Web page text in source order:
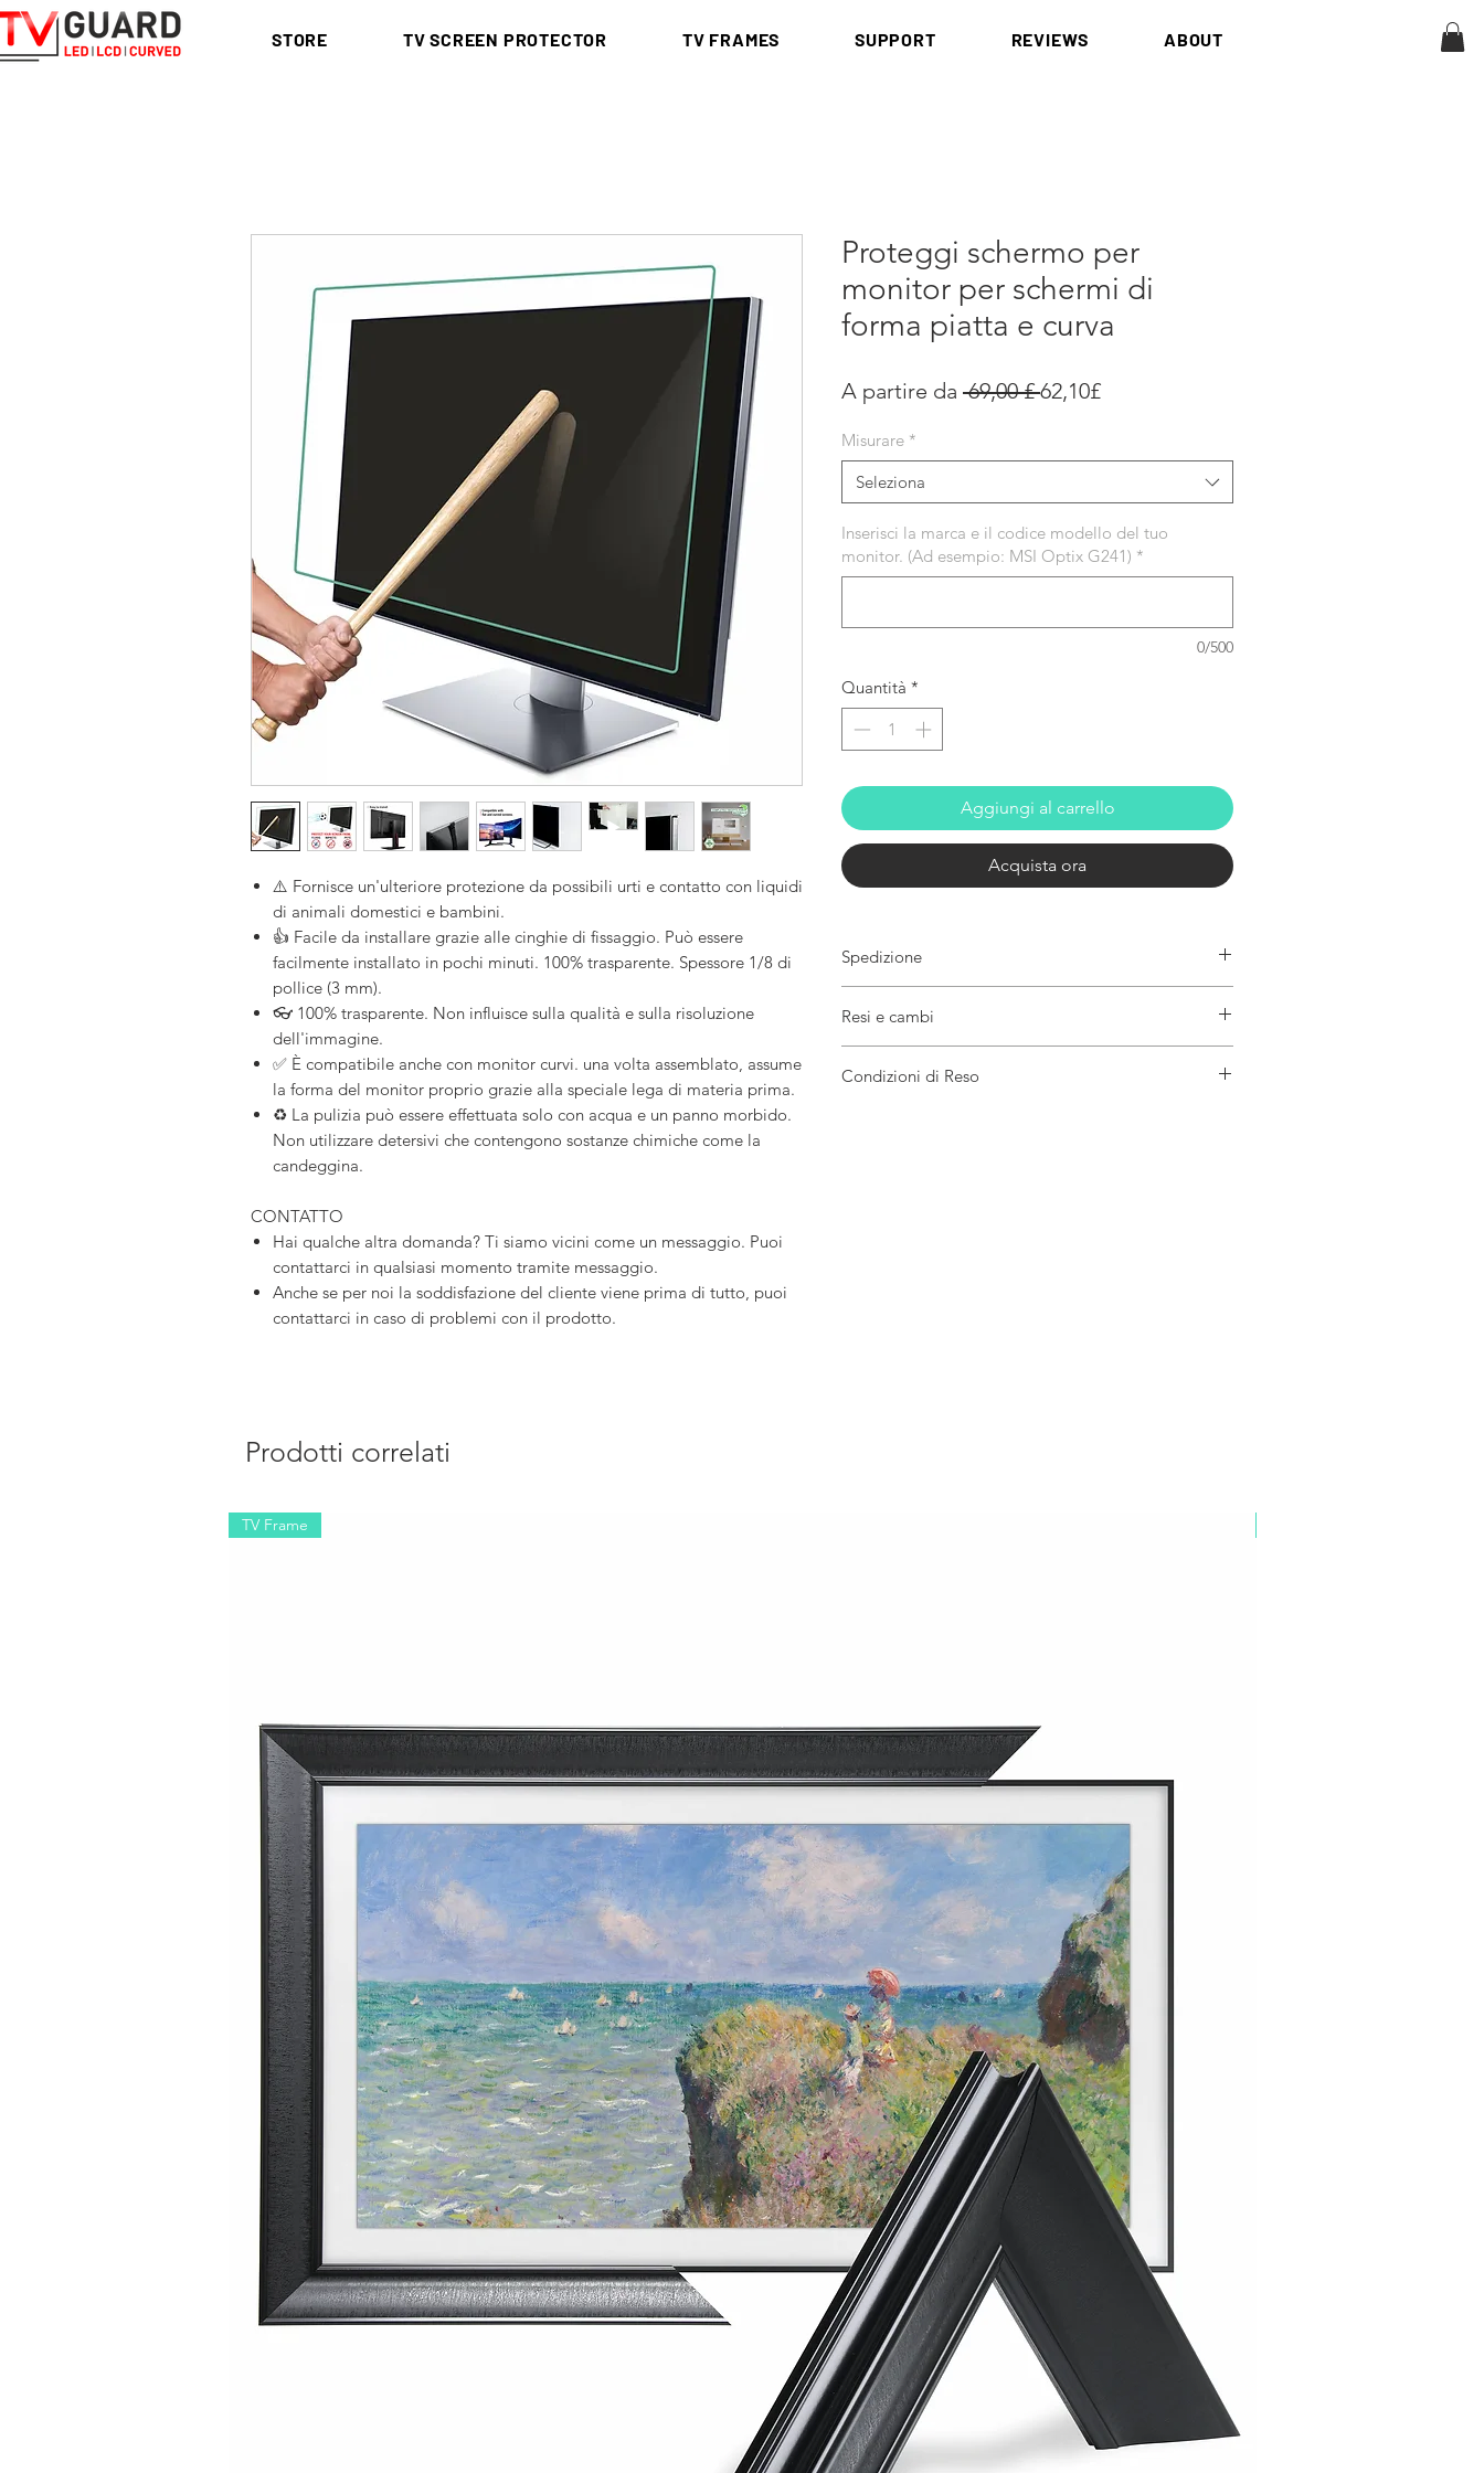
STORE TV SCREEN PROTECTOR TV FRAMES SUPPORT REVIEWS ABOUT
⚠️ Fornisce un'ulteriore protezione da possibili urti e contatto con liquidi
di animali domestici e bambini.
👍 Facile da installare grazie alle cinghie di fissaggio. Può essere
facilmente installato in pochi minuti. 100% trasparente. Spessore 1/8 di
pollice (3 mm).
👓 100% trasparente. Non influisce sulla qualità e sulla risoluzione
dell'immagine.
✅ È compatibile anche con monitor curvi. una volta assemblato, assume
la forma del monitor proprio grazie alla speciale lega di materia prima.
♻️ La pulizia può essere effettuata solo con acqua e un panno morbido.
Non utilizzare detersivi che contengono sostanze chimiche come la
candeggina.
CONTATTO
Hai qualche altra domanda? Ti siamo vicini come un messaggio. Puoi
contattarci in qualsiasi momento tramite messaggio.
Anche se per noi la soddisfazione del cliente viene prima di tutto, puoi
contattarci in caso di problemi con il prodotto.
Proteggi schermo per
monitor per schermi di
forma piatta e curva
A partire da 69,00 £ Prezzo
62,10£Prezzo
Misurare *
Seleziona
Inserisci la marca e il codice modello del tuo
monitor. (Ad esempio: MSI Optix G241) *
0/500
Quantità *
Aggiungi al carrello
Acquista ora
Spedizione
1-2 giorni lavorativi
Canada/2-7 giorni lavorativi
Resi e cambi
danneggiati o difettosi, non posso accettare resi.
Condizioni di Reso
Prodotti correlati
TV Frame